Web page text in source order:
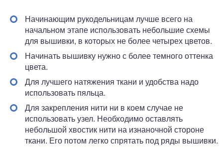
Начинающим рукодельницам лучше всего на
начальном этапе использовать небольшие схемы
для вышивки, в которых не более четырех цветов.
Начинать вышивку нужно с более темного оттенка
цвета.
Для лучшего натяжения ткани и удобства надо
использовать пяльца.
Для закрепления нити ни в коем случае не
использовать узел. Необходимо оставлять
небольшой хвостик нити на изнаночной стороне
ткани. Его потом легко спрятать под ряды вышивки.